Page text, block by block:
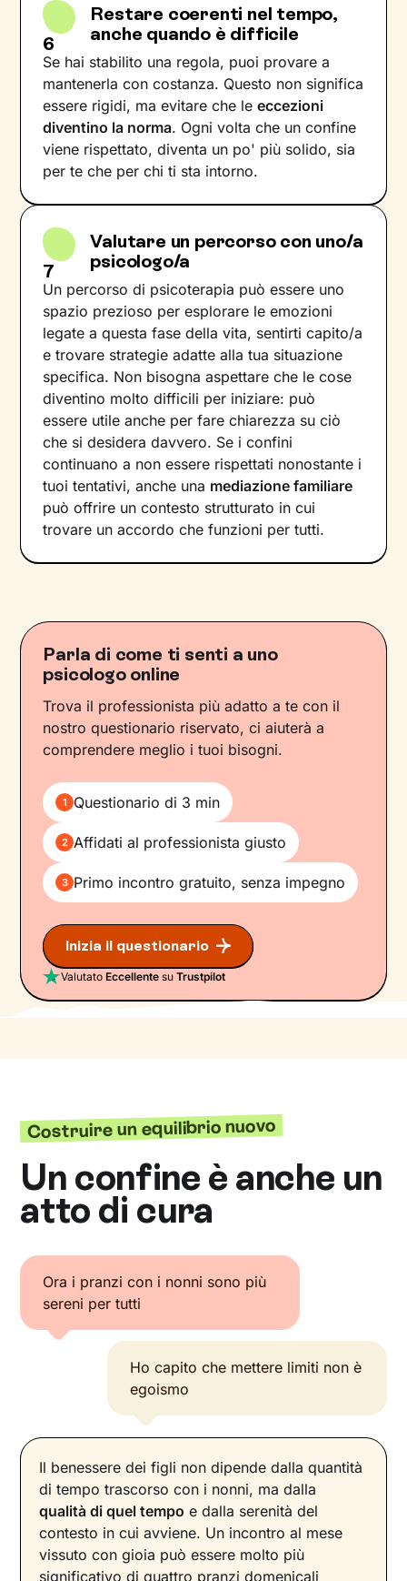
6
Restare coerenti nel tempo,
anche quando è difficile
Se hai stabilito una regola, puoi provare a
mantenerla con costanza. Questo non significa
essere rigidi, ma evitare che leeccezioni
diventino la norma. Ogni volta che un confine
viene rispettato, diventa un po' più solido, sia
per te che per chi ti sta intorno.
7
Valutare un percorso con uno/a
psicologo/a
Un percorso di psicoterapia può essere uno
spazio prezioso per esplorare le emozioni
legate a questa fase della vita, sentirti capito/a
e trovare strategie adatte alla tua situazione
specifica. Non bisogna aspettare che le cose
diventino molto difficili per iniziare: può
essere utile anche per fare chiarezza su ciò
che si desidera davvero. Se i confini
continuano a non essere rispettati nonostante i
tuoi tentativi, anche una mediazione familiare
può offrire un contesto strutturato in cui
trovare un accordo che funzioni per tutti.
Parla di come ti senti a uno
psicologo online
Trova il professionista più adatto a te con il
nostro questionario riservato, ci aiuterà a
comprendere meglio i tuoi bisogni.
1 Questionario di 3 min
2 Affidati al professionista giusto
3 Primo incontro gratuito, senza impegno
Inizia il questionario
ValutatoEccellente suTrustpilot
Costruire un equilibrio nuovo
Un confine è anche un
atto di cura
Ora i pranzi con i nonni sono più
sereni per tutti
Ho capito che mettere limiti non è
egoismo
Il benessere dei figli non dipende dalla quantità
di tempo trascorso con i nonni, ma dalla
qualità di quel tempo e dalla serenità del
contesto in cui avviene. Un incontro al mese
vissuto con gioia può essere molto più
significativo di quattro pranzi domenicali